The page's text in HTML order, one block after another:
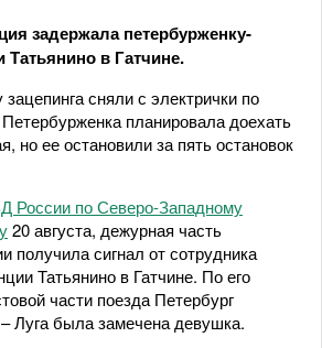
задержала петербурженку-
Татьянино в Гатчине.
сняли с электрички по
планировала доехать
но ее остановили за пять остановок
России по Северо-Западному
20 августа, дежурная часть
получила сигнал от сотрудника
Татьянино в Гатчине. По его
части поезда Петербург
Луга была замечена девушка.